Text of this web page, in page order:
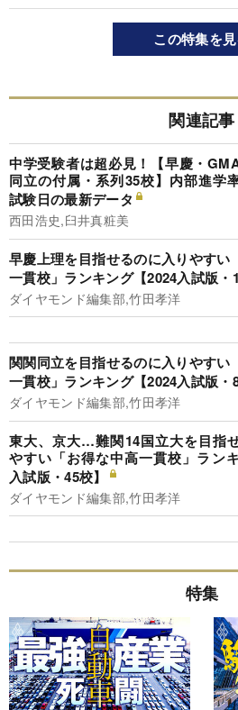
この特集を
関連記事
中学受験者は超必見！【早慶・
同立の付属・系列35校】内部進学
試験日の最新データ
西田浩史,臼井真粧美
早慶上理を目指せるのに入りやすい
一貫校」ランキング【2024入試版・
ダイヤモンド編集部,竹田孝洋
関関同立を目指せるのに入りやすい
一貫校」ランキング【2024入試版・
ダイヤモンド編集部,竹田孝洋
東大、京大…難関14国立大を目指
やすい「お得な中高一貫校」ラン
入試版・45校】
ダイヤモンド編集部,竹田孝洋
特集